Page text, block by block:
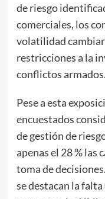
de riesgo
comerciales, los
volatilidad
restricciones a la
conflictos armados.
Pese a esta
encuestados
de gestión de
apenas el 28 % las
toma de
se destacan la